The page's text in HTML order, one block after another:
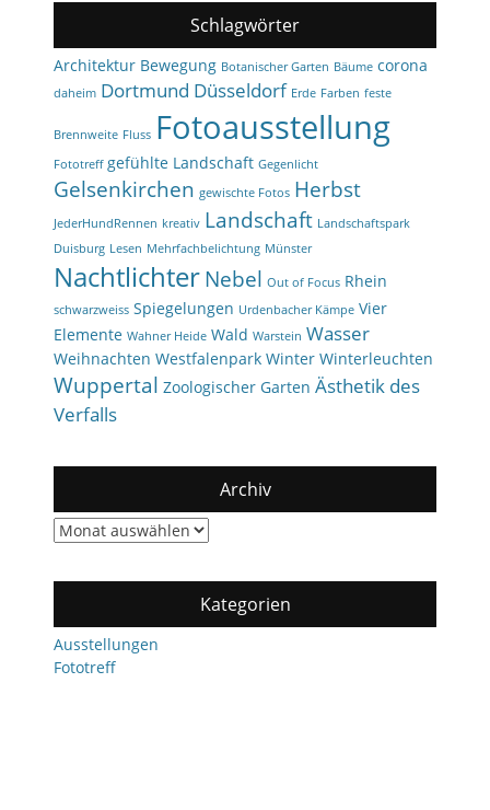
Schlagwörter
Architektur Bewegung Botanischer Garten Bäume corona
daheim Dortmund Düsseldorf Erde Farben feste
Brennweite Fluss Fotoausstellung
Fototreff gefühlte Landschaft Gegenlicht
Gelsenkirchen gewischte Fotos Herbst
JederHundRennen kreativ Landschaft Landschaftspark
Duisburg Lesen Mehrfachbelichtung Münster
NachtlichterNebel Out of Focus Rhein
schwarzweiss Spiegelungen Urdenbacher Kämpe Vier
Elemente Wahner Heide Wald Warstein Wasser
Weihnachten Westfalenpark Winter Winterleuchten
Wuppertal Zoologischer Garten Ästhetik des
Verfalls
Archiv
Archiv
Kategorien
Ausstellungen
Fototreff